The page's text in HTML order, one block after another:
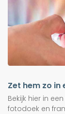
Zet hem zo in
Bekijk hier in
fotodoek en